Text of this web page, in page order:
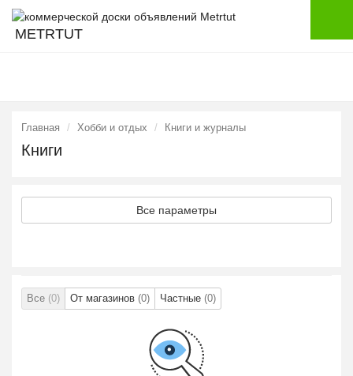
METRTUT
Главная Хобби и отдых Книги и журналы
Книги
Все параметры
Все (0) От магазинов (0) Частные (0)